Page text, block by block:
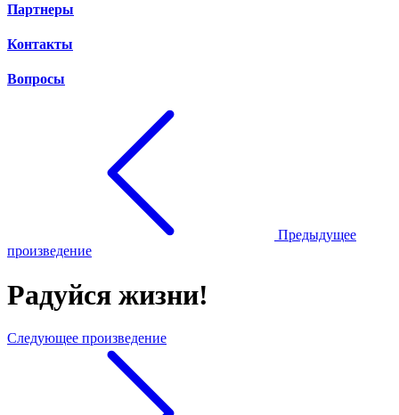
Партнеры
Контакты
Вопросы
Предыдущее
произведение
Радуйся жизни!
Следующее произведение